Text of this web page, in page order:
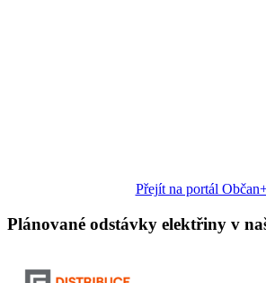
Přejít na portál
Plánované odstávky elektřiny v